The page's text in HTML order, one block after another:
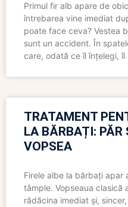
Primul fir alb apare de
întrebarea vine imediat
poate face ceva? Vestea
sunt un accident. În
care, odată ce îl înțelegi,
TRATAMENT
LA BĂRBAȚI: PĂR
VOPSEA
Firele albe la bărbați apar
tâmple. Vopseaua clasică
rădăcina imediat și,